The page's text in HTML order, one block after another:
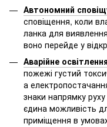
Автономний
сповіщення, коли
ланка для
воно перейде у
Аварійне
пожежі густий
а
знаки напрямку
єдина можливість
приміщення в